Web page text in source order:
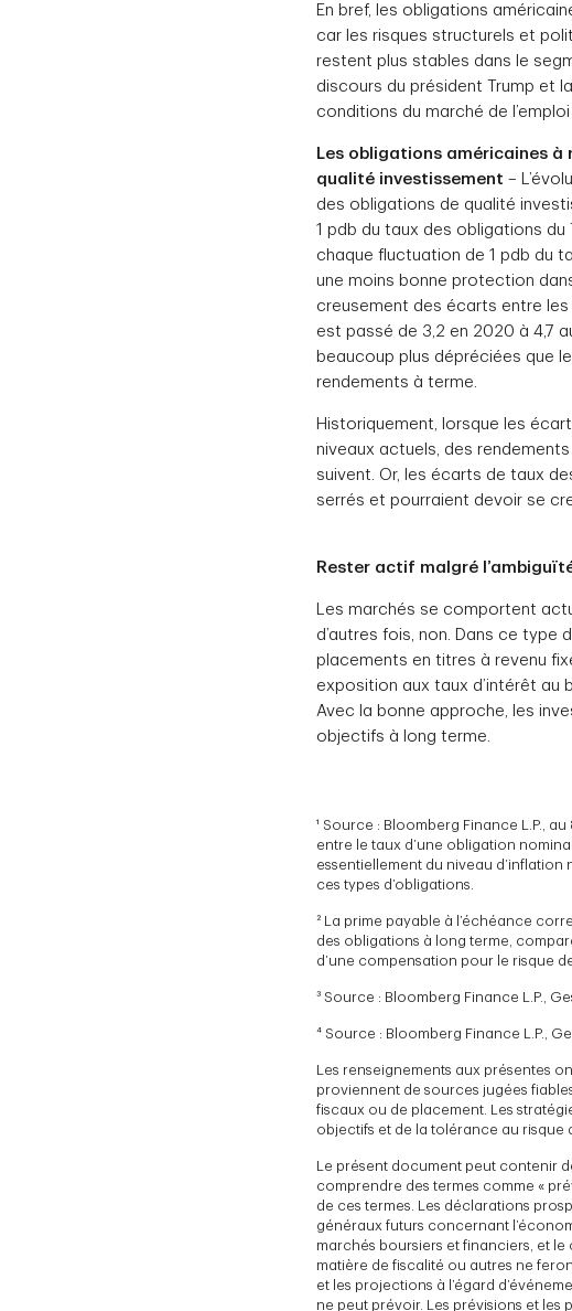
En bref, les obligations
car les risques structurels et
restent plus stables dans le
discours du président Trump et
conditions du marché de
Les obligations américaines
qualité investissement –
des obligations de qualité
1 pdb du taux des obligations du
chaque fluctuation de 1 pdb du
une moins bonne protection
creusement des écarts entre
est passé de 3,2 en 2020 à 4,7
beaucoup plus dépréciées que
rendements à terme.
Historiquement, lorsque les
niveaux actuels, des
suivent. Or, les écarts de taux
serrés et pourraient devoir se
Rester actif malgré
Les marchés se comportent
d’autres fois, non. Dans ce
placements en titres à revenu
exposition aux taux d’intérêt au
Avec la bonne approche, les
objectifs à long terme.
¹ Source : Bloomberg Finance L.P.,
entre le taux d’une obligation
essentiellement du niveau d’inflation
ces types d’obligations.
² La prime payable à l’échéance
des obligations à long terme,
d’une compensation pour le risque
³ Source : Bloomberg Finance L.P.,
⁴ Source : Bloomberg Finance L.P.,
Les renseignements aux présentes
proviennent de sources jugées
fiscaux ou de placement. Les
objectifs et de la tolérance au risque
Le présent document peut contenir
comprendre des termes comme «
de ces termes. Les déclarations
généraux futurs concernant
marchés boursiers et financiers, et
matière de fiscalité ou autres ne
et les projections à l’égard
ne peut prévoir. Les prévisions et les